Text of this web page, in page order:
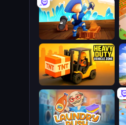
Captains Idle
Heavy Duty: Vehicle Zone